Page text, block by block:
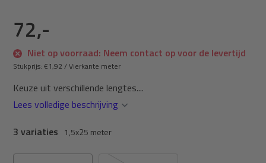
72,-
Niet op voorraad: Neem contact op voor de levertijd
Stukprijs:€1,92 /Vierkante meter
Keuze uit verschillende lengtes....
Lees volledige beschrijving
3 variaties 1,5x25 meter